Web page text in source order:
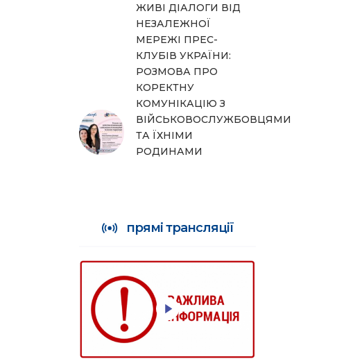
ЖИВІ ДІАЛОГИ ВІД
НЕЗАЛЕЖНОЇ
МЕРЕЖІ ПРЕС-
КЛУБІВ УКРАЇНИ:
РОЗМОВА ПРО
КОРЕКТНУ
КОМУНІКАЦІЮ З
ВІЙСЬКОВОСЛУЖБОВЦЯМИ
ТА ЇХНІМИ
РОДИНАМИ
прямі трансляції